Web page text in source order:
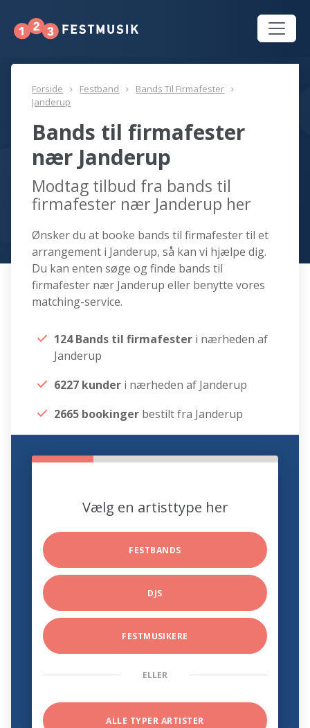
Forside Festband
Bands Til Firmafester
Janderup
Bands til firmafester
nær Janderup
Modtag tilbud fra bands til
firmafester nær Janderup her
Ønsker du at booke bands til firmafester til et
arrangement i Janderup, så kan vi hjælpe dig.
Du kan enten søge og finde bands til
firmafester nær Janderup eller benytte vores
matching-service.
124 Bands til firmafester i nærheden af
Janderup
6227 kunder i nærheden af Janderup
2665 bookinger bestilt fra Janderup
Vælg en artisttype her
FESTBANDS
DJS
FESTMUSIKERE
ELLER
ALLE TYPER ARTISTER